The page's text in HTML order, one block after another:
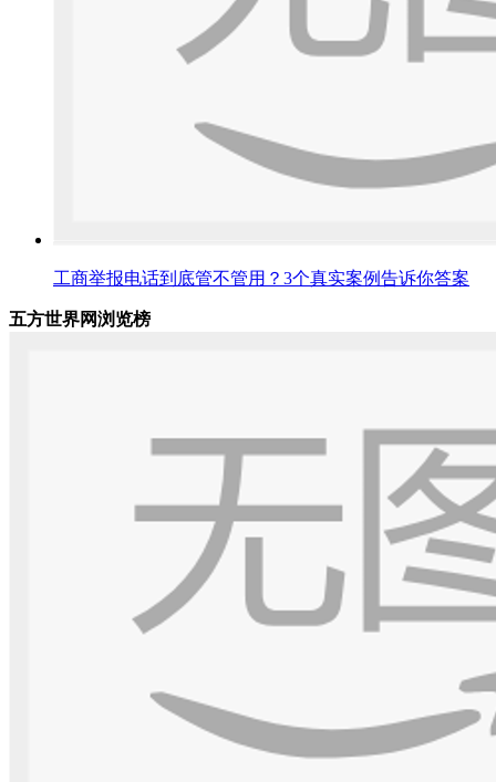
工商举报电话到底管不管用？3个真实案例告诉你答案
五方世界网浏览榜